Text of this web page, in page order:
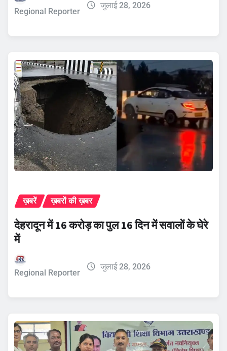
Regional Reporter
जुलाई 28, 2026
ख़बरें ख़बरों की ख़बर
देहरादून में 16 करोड़ का पुल 16 दिन में सवालों के घेरे
में
Regional Reporter
जुलाई 28, 2026